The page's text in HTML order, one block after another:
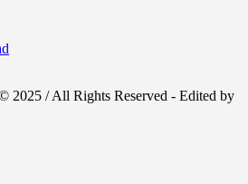
2025 / All Rights Reserved - Edited by